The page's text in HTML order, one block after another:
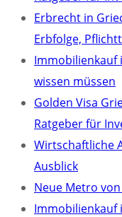
Erbrecht in
Erbfolge,
Immobilienkauf
wissen müssen
Golden Visa
Ratgeber für
Wirtschaftliche
Ausblick
Neue Metro
Immobilienkauf